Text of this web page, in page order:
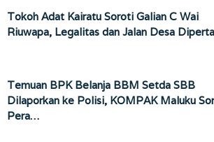
Tokoh Adat Kairatu Soroti Galian C Wai
Riuwapa, Legalitas dan Jalan Desa
Temuan BPK Belanja BBM Setda SBB
Dilaporkan ke Polisi, KOMPAK Maluku
Pera…